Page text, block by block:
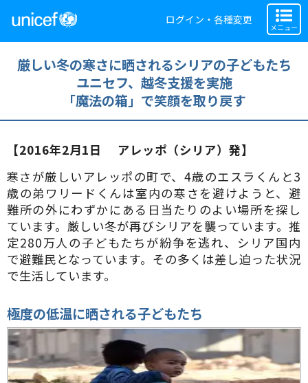
ログイン・各種変更
メニュー
厳しい冬の寒さに晒されるシリアの子どもたち
ユニセフ、越冬支援を実施
「魔法の箱」で笑顔を取り戻す
【2016年2月1日 アレッポ（シリア）発】
寒さが厳しいアレッポの町で、4歳のエスラくんと3
歳の弟ワリードくんは室内の寒さを避けようと、避
難所の外にわずかにある日当たりのよい場所を探し
ています。厳しい冬が再びシリアを襲っています。推
定280万人の子どもたちが紛争を逃れ、シリア国内
で避難民となっています。その多くは差し迫った状況
で生活しています。
極度の低温に晒される子どもたち